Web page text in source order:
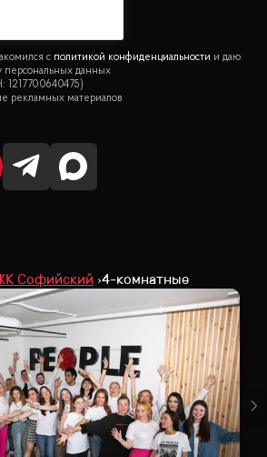
политикой конфиденциальности
Софийский 4-комнатные